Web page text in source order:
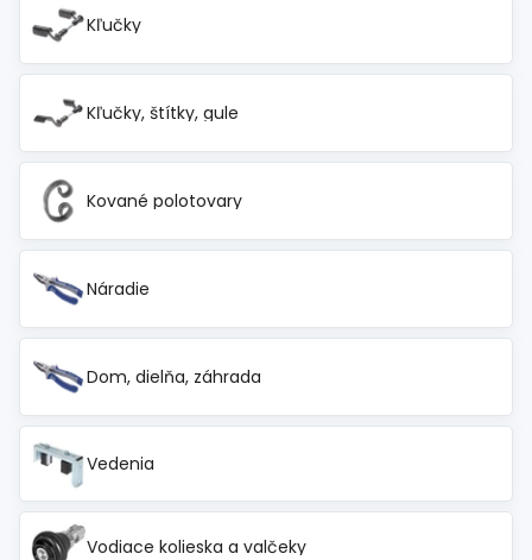
Kľučky
Kľučky, štítky, gule
Kované polotovary
Náradie
Dom, dielňa, záhrada
Vedenia
Vodiace kolieska a valčeky